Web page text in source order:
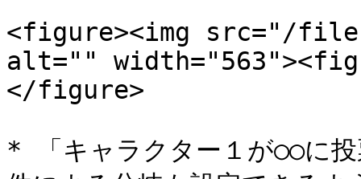
<figure><img src="/
alt=""
</figure>
* 「キャラクター１が○○に